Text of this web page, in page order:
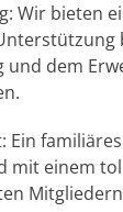
Wir bieten
und dem
Ein familiäres
mit einem